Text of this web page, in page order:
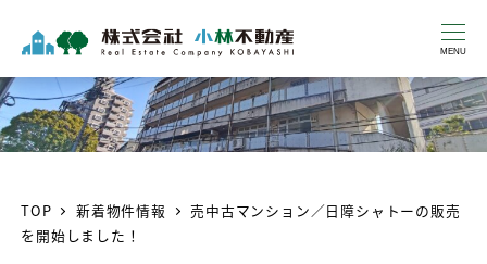
MENU
TOP 新着物件情報
売中古マンション／日障シャトーの販売
を開始しました！